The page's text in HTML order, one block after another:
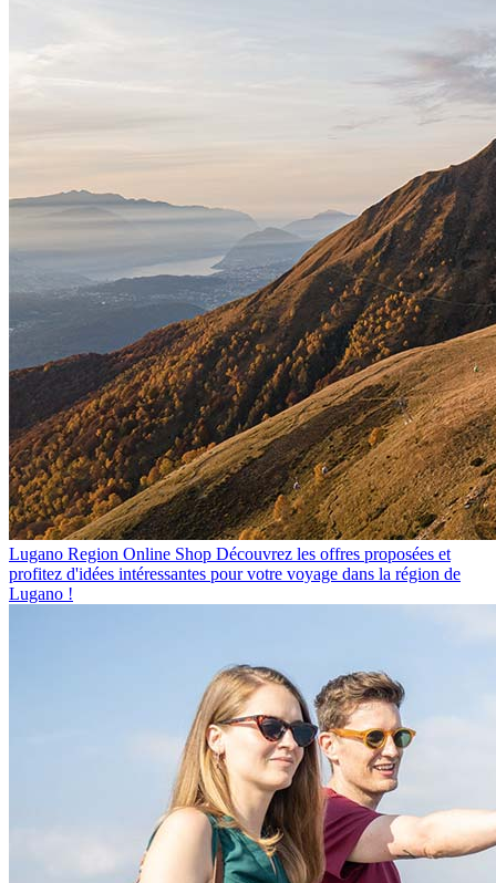
Lugano Region Online Shop Découvrez les offres proposées et
profitez d'idées intéressantes pour votre voyage dans la région de
Lugano !